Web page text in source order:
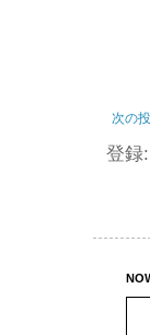
次の
登録: